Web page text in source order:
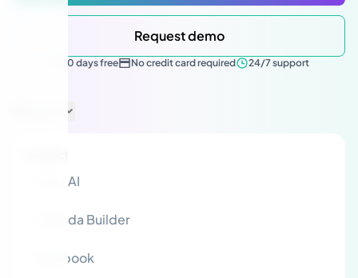
Request demo
30 days free No credit card required 24/7 support
Atlas AI
Agenda Builder
Bluebook